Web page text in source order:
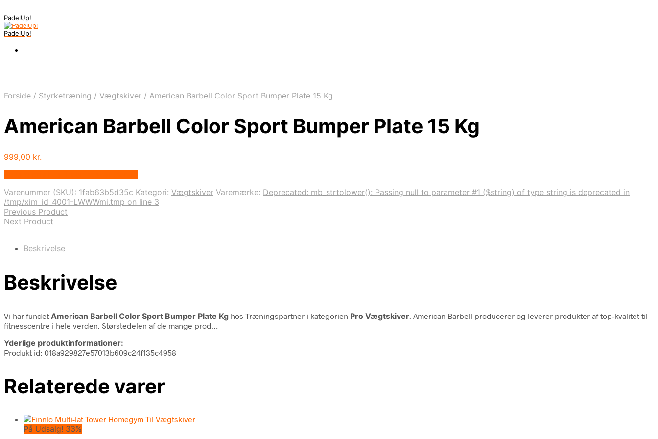
PadelUp!
PadelUp!
Forside / Styrketræning / Vægtskiver / American Barbell Color Sport Bumper Plate 15 Kg
American Barbell Color Sport Bumper Plate 15 Kg
999,00 kr.
Varenummer (SKU): 1fab63b5d35c Kategori: Vægtskiver Varemærke: Deprecated: mb_strtolower(): Passing null to parameter #1 ($string) of type string is deprecated in
/tmp/xim_id_4001-LWWWmi.tmp on line 3
Previous Product
Next Product
Beskrivelse
Beskrivelse
Vi har fundet American Barbell Color Sport Bumper Plate Kg hos Træningspartner i kategorien Pro Vægtskiver . American Barbell producerer og leverer produkter af top-kvalitet til
fitnesscentre i hele verden. Størstedelen af de mange prod…
Yderlige produktinformationer:
Produkt id: 018a929827e57013b609c24f135c4958
Relaterede varer
På Udsalg! 33%